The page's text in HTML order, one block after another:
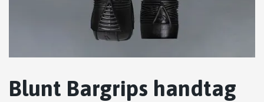
Blunt Bargrips handtag